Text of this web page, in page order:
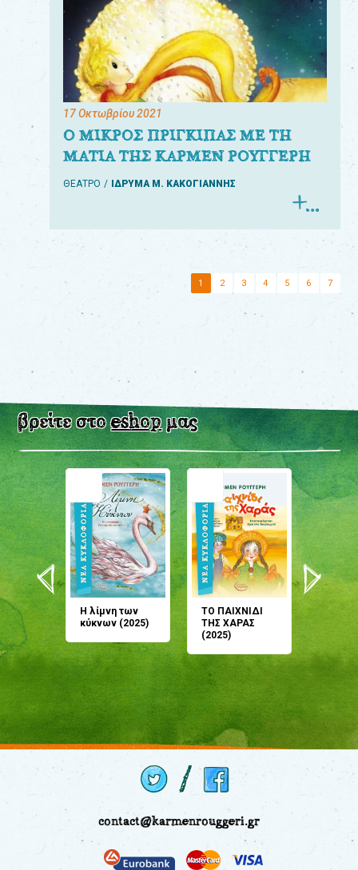
17 Οκτωβρίου 2021
Ο ΜΙΚΡΟΣ ΠΡΙΓΚΙΠΑΣ ΜΕ ΤΗ
ΜΑΤΙΑ ΤΗΣ ΚΑΡΜΕΝ ΡΟΥΓΓΕΡΗ
ΘΕΑΤΡΟ ΙΔΡΥΜΑ Μ. ΚΑΚΟΓΙΑΝΝΗΣ
1 2 3 4 5 6 7
βρείτε στοeshopμας
Η λίμνη των
κύκνων (2025)
ΤΟ ΠΑΙΧΝΙΔΙ
ΤΗΣ ΧΑΡΑΣ
(2025)
μου;
(2024)
contact@karmenrouggeri.gr